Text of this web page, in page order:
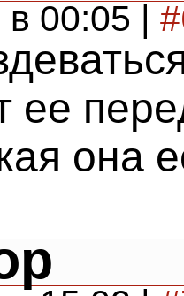
00:05 |
ее
она